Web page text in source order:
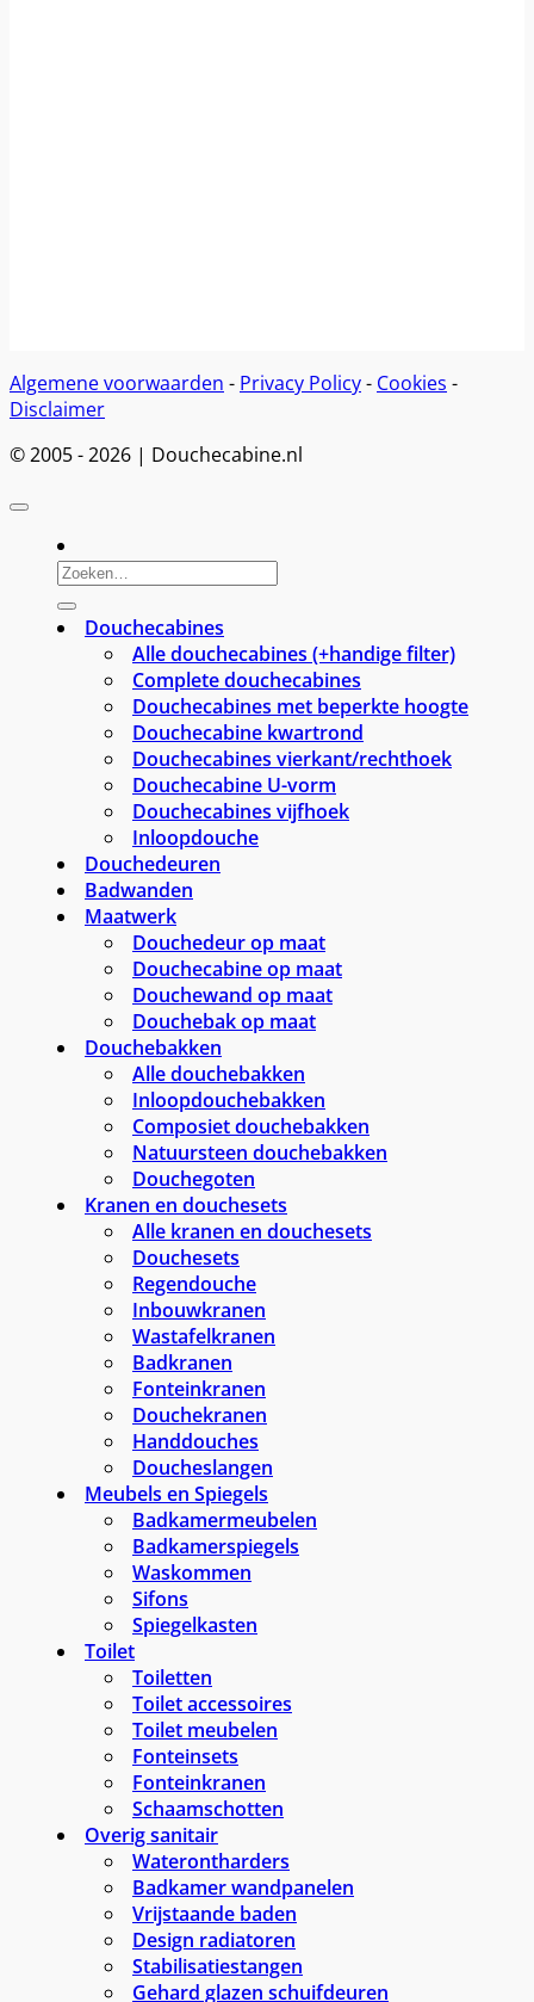
Algemene voorwaarden - Privacy Policy- Cookies -
Disclaimer
© 2005 - 2026 | Douchecabine.nl
Zoeken
naar:
Douchecabines
Alle douchecabines (+handige filter)
Complete douchecabines
Douchecabines met beperkte hoogte
Douchecabine kwartrond
Douchecabines vierkant/rechthoek
Douchecabine U-vorm
Douchecabines vijfhoek
Inloopdouche
Douchedeuren
Badwanden
Maatwerk
Douchedeur op maat
Douchecabine op maat
Douchewand op maat
Douchebak op maat
Douchebakken
Alle douchebakken
Inloopdouchebakken
Composiet douchebakken
Natuursteen douchebakken
Douchegoten
Kranen en douchesets
Alle kranen en douchesets
Douchesets
Regendouche
Inbouwkranen
Wastafelkranen
Badkranen
Fonteinkranen
Douchekranen
Handdouches
Doucheslangen
Meubels en Spiegels
Badkamermeubelen
Badkamerspiegels
Waskommen
Sifons
Spiegelkasten
Toilet
Toiletten
Toilet accessoires
Toilet meubelen
Fonteinsets
Fonteinkranen
Schaamschotten
Overig sanitair
Waterontharders
Badkamer wandpanelen
Vrijstaande baden
Design radiatoren
Stabilisatiestangen
Gehard glazen schuifdeuren